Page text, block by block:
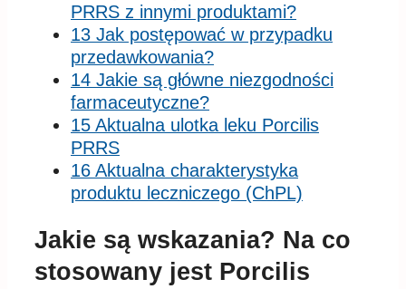
PRRS z innymi produktami?
13 Jak postępować w przypadku
przedawkowania?
14 Jakie są główne niezgodności
farmaceutyczne?
15 Aktualna ulotka leku Porcilis
PRRS
16 Aktualna charakterystyka
produktu leczniczego (ChPL)
Jakie są wskazania? Na co
stosowany jest Porcilis